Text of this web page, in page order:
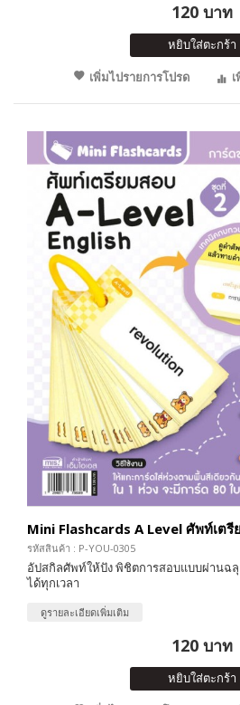
120 บาท
หยิบใส่ตะกร้า
เพิ่มไปรายการโปรด
Mini Flashcards A Level ศัพท์เต
รหัสสินค้า : P-YOU-0305
อัปสกิลศัพท์ให้ปัง พิชิตการสอบแบบผ่านฉ
ได้ทุกเวลา
ดูรายละเอียดเพิ่มเติม
120 บาท
หยิบใส่ตะกร้า